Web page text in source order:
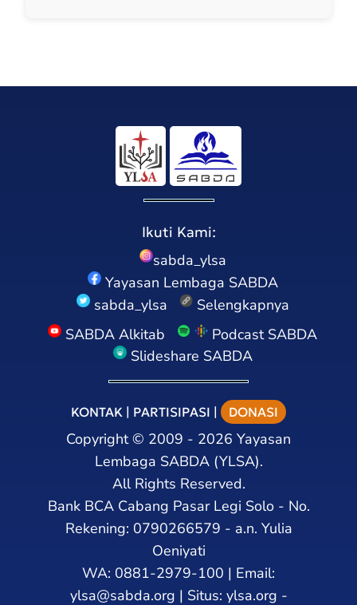
Ikuti Kami:
sabda_ylsa
Yayasan Lembaga SABDA
sabda_ylsa
Selengkapnya
SABDA Alkitab
Podcast SABDA
Slideshare SABDA
KONTAK | PARTISIPASI | DONASI
Copyright© 2009 - 2026 Yayasan
Lembaga SABDA (YLSA).
All Rights Reserved.
Bank BCA Cabang Pasar Legi Solo - No.
Rekening: 0790266579 - a.n. Yulia
Oeniyati
WA: 0881-2979-100 | Email:
ylsa@sabda.org | Situs: ylsa.org -